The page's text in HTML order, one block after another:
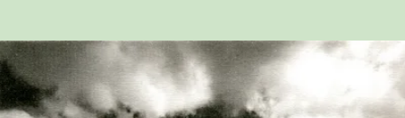
Agrandir